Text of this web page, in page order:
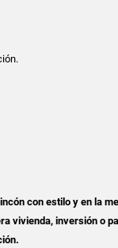
con estilo y en la
vivienda, inversión o